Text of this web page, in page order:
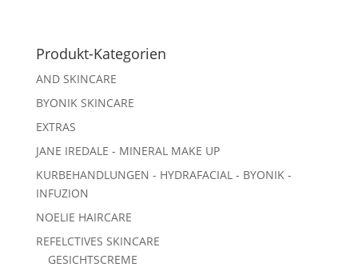
Produkt-Kategorien
AND SKINCARE
BYONIK SKINCARE
EXTRAS
JANE IREDALE - MINERAL MAKE UP
KURBEHANDLUNGEN - HYDRAFACIAL - BYONIK -
INFUZION
NOELIE HAIRCARE
REFELCTIVES SKINCARE
GESICHTSCREME